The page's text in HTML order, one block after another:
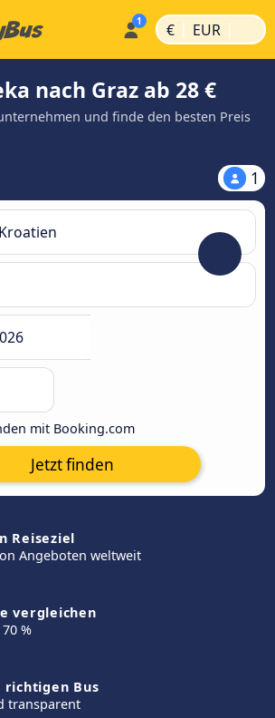
€ | EUR |
nach Graz ab 28 €
und finde den besten Preis
1
mit Booking.com
Jetzt finden
Reiseziel
Angeboten weltweit
vergleichen
%
richtigen Bus
transparent